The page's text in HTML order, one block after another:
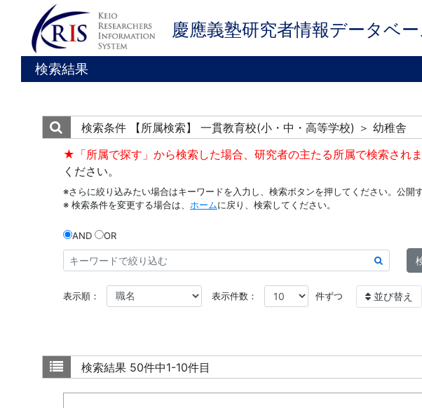
慶應義塾研究者情報データベー
検索結果
検索条件
【所属検索】 一貫教育校(小・中・高等学校) ＞ 幼稚舎
★「所属で探す」から検索した場合、研究者の主たる所属で検索されま
ください。
※さらに絞り込みたい場合はキーワードを入力し、検索ボタンを押してください。公開
※ 検索条件を変更する場合は、 ホームに戻り、検索してください。
AND OR
表示順： 表示件数： 件ずつ 並び替え
検索結果 50件中1-10件目